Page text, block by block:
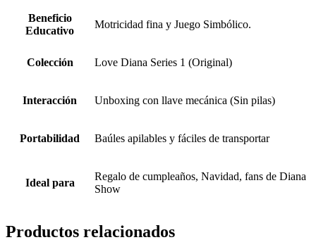
Beneficio
Educativo
Motricidad fina y Juego Simbólico.
Colección Love Diana Series 1 (Original)
Interacción Unboxing con llave mecánica (Sin pilas)
Portabilidad Baúles apilables y fáciles de transportar
Ideal para
Regalo de cumpleaños, Navidad, fans de Diana
Show
Productos relacionados